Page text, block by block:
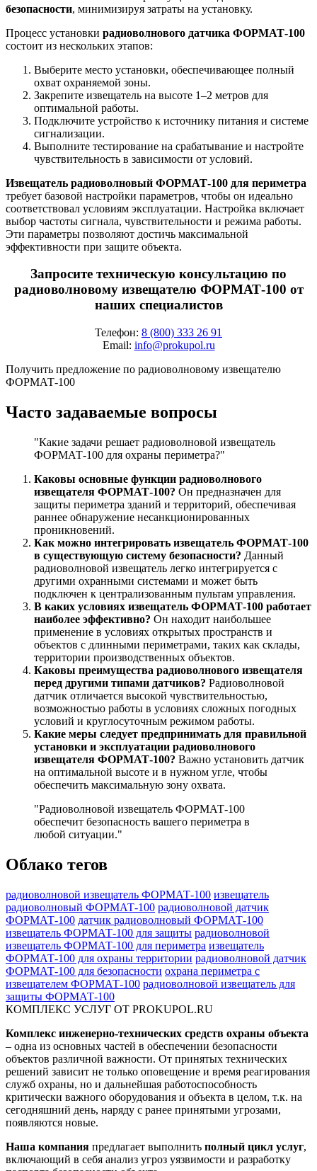
безопасности, минимизируя затраты на установку.
Процесс установки радиоволнового датчика ФОРМАТ-100
состоит из нескольких этапов:
Выберите место установки, обеспечивающее полный
охват охраняемой зоны.
Закрепите извещатель на высоте 1–2 метров для
оптимальной работы.
Подключите устройство к источнику питания и системе
сигнализации.
Выполните тестирование на срабатывание и настройте
чувствительность в зависимости от условий.
Извещатель радиоволновый ФОРМАТ-100 для периметра
требует базовой настройки параметров, чтобы он идеально
соответствовал условиям эксплуатации. Настройка включает
выбор частоты сигнала, чувствительности и режима работы.
Эти параметры позволяют достичь максимальной
эффективности при защите объекта.
Запросите техническую консультацию по
радиоволновому извещателю ФОРМАТ-100 от
наших специалистов
Телефон: 8 (800) 333 26 91
Email: info@prokupol.ru
Получить предложение по радиоволновому извещателю
ФОРМАТ-100
Часто задаваемые вопросы
"Какие задачи решает радиоволновой извещатель
ФОРМАТ-100 для охраны периметра?"
Каковы основные функции радиоволнового
извещателя ФОРМАТ-100? Он предназначен для
защиты периметра зданий и территорий, обеспечивая
раннее обнаружение несанкционированных
проникновений.
Как можно интегрировать извещатель ФОРМАТ-100
в существующую систему безопасности? Данный
радиоволновой извещатель легко интегрируется с
другими охранными системами и может быть
подключен к централизованным пультам управления.
В каких условиях извещатель ФОРМАТ-100 работает
наиболее эффективно? Он находит наибольшее
применение в условиях открытых пространств и
объектов с длинными периметрами, таких как склады,
территории производственных объектов.
Каковы преимущества радиоволнового извещателя
перед другими типами датчиков? Радиоволновой
датчик отличается высокой чувствительностью,
возможностью работы в условиях сложных погодных
условий и круглосуточным режимом работы.
Какие меры следует предпринимать для правильной
установки и эксплуатации радиоволнового
извещателя ФОРМАТ-100? Важно установить датчик
на оптимальной высоте и в нужном угле, чтобы
обеспечить максимальную зону охвата.
"Радиоволновой извещатель ФОРМАТ-100
обеспечит безопасность вашего периметра в
любой ситуации."
Облако тегов
радиоволновой извещатель ФОРМАТ-100 извещатель
радиоволновый ФОРМАТ-100 радиоволновой датчик
ФОРМАТ-100 датчик радиоволновый ФОРМАТ-100
извещатель ФОРМАТ-100 для защиты радиоволновой
извещатель ФОРМАТ-100 для периметра извещатель
ФОРМАТ-100 для охраны территории радиоволновой датчик
ФОРМАТ-100 для безопасности охрана периметра с
извещателем ФОРМАТ-100 радиоволновой извещатель для
защиты ФОРМАТ-100
КОМПЛЕКС УСЛУГ ОТ PROKUPOL.RU
Комплекс инженерно-технических средств охраны объекта
– одна из основных частей в обеспечении безопасности
объектов различной важности. От принятых технических
решений зависит не только оповещение и время реагирования
служб охраны, но и дальнейшая работоспособность
критически важного оборудования и объекта в целом, т.к. на
сегодняшний день, наряду с ранее принятыми угрозами,
появляются новые.
Наша компания предлагает выполнить полный цикл услуг,
включающий в себя анализ угроз уязвимости и разработку